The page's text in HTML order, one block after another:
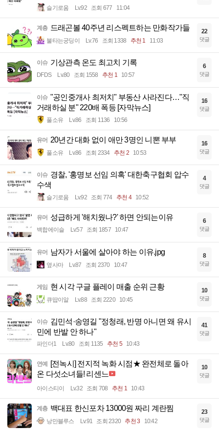
슬기로움 Lv.92 조회 677 11:04
계층 드래곤볼 40주년 리스펙트하는 만화작가들
불타는궁딩이 Lv.76 조회 1338 추천 1 11:03
22
댓글
이슈 기상관측 온도 최고치 기록
DFDS Lv.80 조회 1558 추천 1 10:57
6
댓글
이슈 "공인중개사 최저치" 부동산 사라진다…"직
거래하실 분" 220배 폭등 [자막뉴스]
풀소유 Lv.86 조회 1136 10:56
16
댓글
유머 20년간 대화 없이 애만 3명인 니뽄 부부
풀소유 Lv.86 조회 2334 추천 2 10:53
16
댓글
이슈 경찰, '홍명보 선임 의혹' 대한축구협회 압수
수색
슬기로움 Lv.92 조회 774 추천 4 10:52
4
댓글
유머 성급하게 '해치웠나?' 하면 안되는이유
백합에이슬 Lv.57 조회 1857 10:47
6
댓글
유머 남자가 서울에 살아야 하는 이유.jpg
옆사마 Lv.87 조회 2370 10:47
8
댓글
게임 현 시각 구글 플레이 매출 순위 근황
큐땁이알 Lv.88 조회 2220 10:45
10
댓글
이슈 김민석·송영길 "정청래, 반명 아니면 왜 유시
민에 반발 안 하나"
파인더1 Lv.80 조회 1135 추천 5 10:43
41
댓글
연예 [전녹시] 전지적 녹화 시점★ 완전체로 돌아
온 다섯소녀들! 리센느
아이스티이 Lv.32 조회 708 추천 1 10:43
10
댓글
계층 백대표 한신포차 13000원 짜리 계란찜
낭만블루스 Lv.91 조회 2320 추천 3 10:42
23
댓글